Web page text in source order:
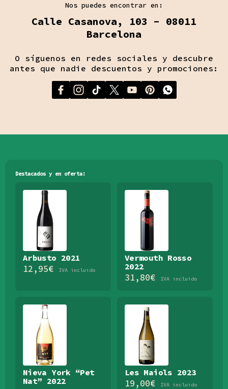
Nos puedes encontrar en:
Calle Casanova, 103 - 08011
Barcelona
O síguenos en redes sociales y descubre
antes que nadie descuentos y promociones:
Destacados y en oferta:
Arbusto 2021
12,95€ IVA incluido
Vermouth Rosso
2022
31,80€ IVA incluido
Nieva York “Pet
Nat” 2022
Les Maiols 2023
19,00€ IVA incluido